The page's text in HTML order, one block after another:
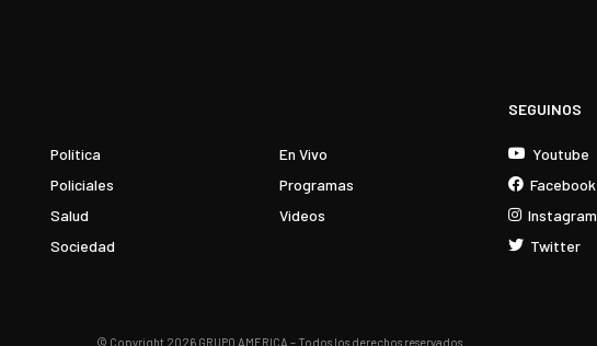
Política
Policiales
Salud
Sociedad
En Vivo
Programas
Videos
SEGUINOS
Youtube
Facebook
Instagram
Twitter
© Copyright 2026 GRUPO AMERICA – Todos los derechos reservados